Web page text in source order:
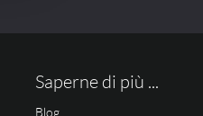
Saperne di più ...
Blog